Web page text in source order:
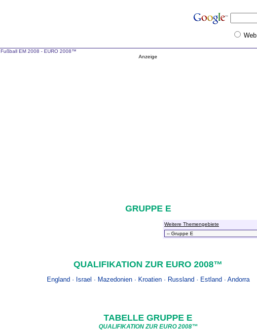
Web
Fußball EM 2008 - EURO 2008™
Anzeige
GRUPPE E
Weitere Themengebiete
QUALIFIKATION ZUR EURO 2008™
England · Israel · Mazedonien · Kroatien · Russland · Estland · Andorra
TABELLE GRUPPE E
QUALIFIKATION ZUR EURO 2008™